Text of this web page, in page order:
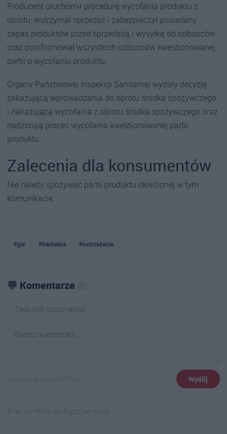
Producent uruchomił procedurę wycofania produktu z
obrotu, wstrzymał sprzedaż i zabezpieczył posiadany
zapas produktów przed sprzedażą i wysyłką do odbiorców
oraz poinformował wszystkich odbiorców kwestionowanej
partii o wycofaniu produktu.
Organy Państwowej Inspekcji Sanitarnej wydały decyzję
zakazującą wprowadzania do obrotu środka spożywczego
i nakazującą wycofania z obrotu środka spożywczego oraz
nadzorują proces wycofania kwestionowanej partii
produktu.
Zalecenia dla konsumentów
Nie należy spożywać partii produktu określonej w tym
komunikacie.
#gis #herbatka #ostrzeżenie
💬 Komentarze (0)
Chronione przez reCAPTCHA Wyślij
Brak komentarzy. Bądź pierwszy!